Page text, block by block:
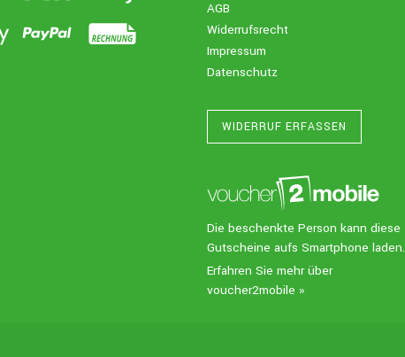
AGB
Widerrufsrecht
Impressum
Datenschutz
WIDERRUF ERFASSEN
Die beschenkte Person kann diese
Gutscheine aufs Smartphone laden.
Erfahren Sie mehr über
voucher2mobile »